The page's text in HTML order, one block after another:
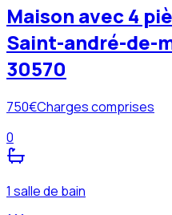
Maison avec 4
Saint-andré-de-
30570
750€Charges comprises
0
1 salle de bain